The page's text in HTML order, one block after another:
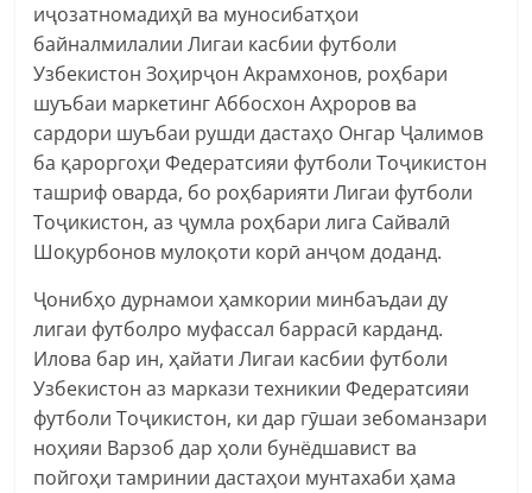
иҷозатномадиҳӣ ва муносибатҳои
байналмилалии Лигаи касбии футболи
Узбекистон Зоҳирҷон Акрамхонов, роҳбари
шуъбаи маркетинг Аббосхон Аҳроров ва
сардори шуъбаи рушди дастаҳо Онгар Ҷалимов
ба қароргоҳи Федератсияи футболи Тоҷикистон
ташриф оварда, бо роҳбарияти Лигаи футболи
Тоҷикистон, аз ҷумла роҳбари лига Сайвалӣ
Шоқурбонов мулоқоти корӣ анҷом доданд.
Ҷонибҳо дурнамои ҳамкории минбаъдаи ду
лигаи футболро муфассал баррасӣ карданд.
Илова бар ин, ҳайати Лигаи касбии футболи
Узбекистон аз маркази техникии Федератсияи
футболи Тоҷикистон, ки дар гӯшаи зебоманзари
ноҳияи Варзоб дар ҳоли бунёдшавист ва
пойгоҳи тамринии дастаҳои мунтахаби ҳама